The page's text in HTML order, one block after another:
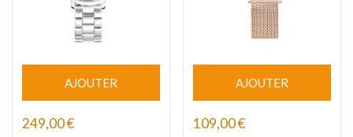
AJOUTER
249,00€
AJOUTER
109,00€